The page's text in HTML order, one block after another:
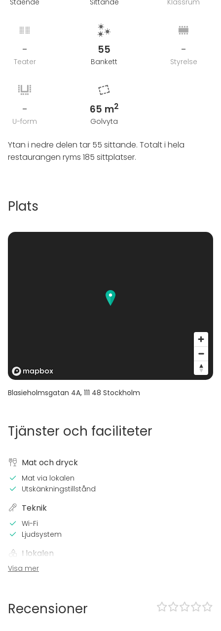
Stående Sittande Klassrum
-
Teater
55
Bankett
-
Styrelse
-
U-form
65 m2
Golvyta
Ytan i nedre delen tar 55 sittande. Totalt i hela
restaurangen ryms 185 sittplatser.
Plats
Blasieholmsgatan 4A, 111 48 Stockholm
Tjänster och faciliteter
Mat och dryck
Mat via lokalen
Utskänkningstillstånd
Teknik
Wi-Fi
Ljudsystem
I lokalen
Tillgänglighetsanpassad
Utrustning
Visa mer
Recensioner